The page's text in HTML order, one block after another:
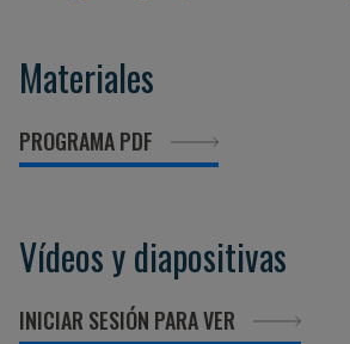
Materiales
PROGRAMA PDF
Vídeos y diapositivas
INICIAR SESIÓN PARA VER